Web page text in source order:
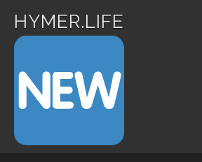
HYMER.LIFE